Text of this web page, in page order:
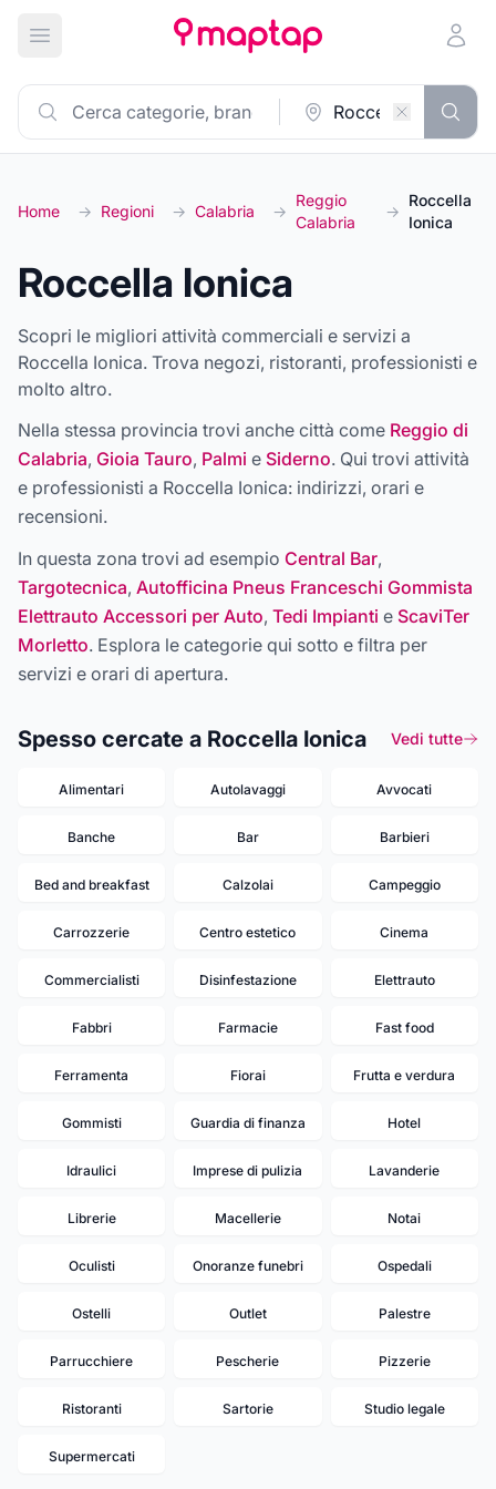
Apri menu principale
Home → Regioni → Calabria →
Reggio
Calabria
→
Roccella
Ionica
Roccella Ionica
Scopri le migliori attività commerciali e servizi a
Roccella Ionica. Trova negozi, ristoranti, professionisti e
molto altro.
Nella stessa provincia trovi anche città come Reggio di
Calabria, Gioia Tauro, Palmi e Siderno. Qui trovi attività
e professionisti a Roccella Ionica: indirizzi, orari e
recensioni.
In questa zona trovi ad esempio Central Bar,
Targotecnica, Autofficina Pneus Franceschi Gommista
Elettrauto Accessori per Auto, Tedi Impianti e ScaviTer
Morletto. Esplora le categorie qui sotto e filtra per
servizi e orari di apertura.
Spesso cercate a Roccella Ionica Vedi tutte
Alimentari Autolavaggi Avvocati
Banche Bar Barbieri
Bed and breakfast Calzolai Campeggio
Carrozzerie Centro estetico Cinema
Commercialisti Disinfestazione Elettrauto
Fabbri Farmacie Fast food
Ferramenta Fiorai Frutta e verdura
Gommisti Guardia di finanza Hotel
Idraulici Imprese di pulizia Lavanderie
Librerie Macellerie Notai
Oculisti Onoranze funebri Ospedali
Ostelli Outlet Palestre
Parrucchiere Pescherie Pizzerie
Ristoranti Sartorie Studio legale
Supermercati